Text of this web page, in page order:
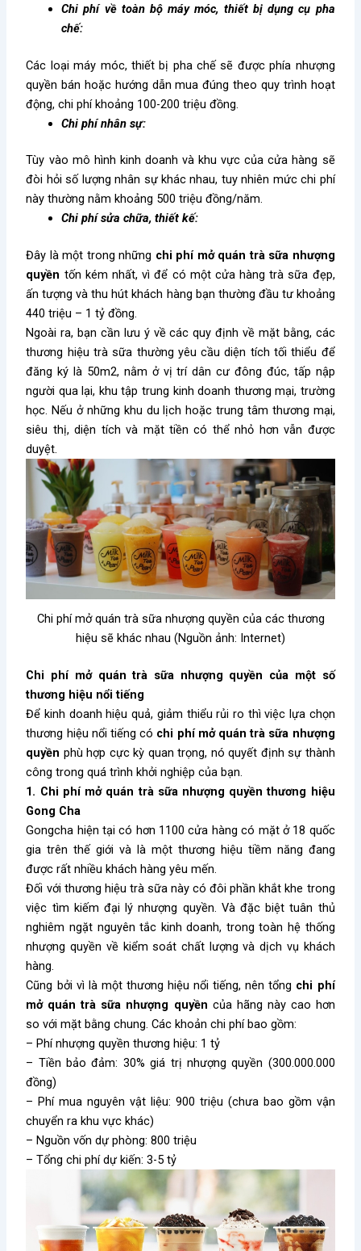
Chi phí về toàn bộ máy móc, thiết bị dụng cụ pha
chế:
Các loại máy móc, thiết bị pha chế sẽ được phía nhượng
quyền bán hoặc hướng dẫn mua đúng theo quy trình hoạt
động, chi phí khoảng 100-200 triệu đồng.
Chi phí nhân sự:
Tùy vào mô hình kinh doanh và khu vực của cửa hàng sẽ
đòi hỏi số lượng nhân sự khác nhau, tuy nhiên mức chi phí
này thường nằm khoảng 500 triệu đồng/năm.
Chi phí sửa chữa, thiết kế:
Đây là một trong những chi phí mở quán trà sữa nhượng
quyền tốn kém nhất, vì để có một cửa hàng trà sữa đẹp,
ấn tượng và thu hút khách hàng bạn thường đầu tư khoảng
440 triệu – 1 tỷ đồng.
Ngoài ra, bạn cần lưu ý về các quy định về mặt bằng, các
thương hiệu trà sữa thường yêu cầu diện tích tối thiểu để
đăng ký là 50m2, nằm ở vị trí dân cư đông đúc, tấp nập
người qua lại, khu tập trung kinh doanh thương mại, trường
học. Nếu ở những khu du lịch hoặc trung tâm thương mại,
siêu thị, diện tích và mặt tiền có thể nhỏ hơn vẫn được
duyệt.
Chi phí mở quán trà sữa nhượng quyền của các thương
hiệu sẽ khác nhau (Nguồn ảnh: Internet)
Chi phí mở quán trà sữa nhượng quyền của một số
thương hiệu nổi tiếng
Để kinh doanh hiệu quả, giảm thiểu rủi ro thì việc lựa chọn
thương hiệu nổi tiếng có chi phí mở quán trà sữa nhượng
quyền phù hợp cực kỳ quan trọng, nó quyết định sự thành
công trong quá trình khởi nghiệp của bạn.
1. Chi phí mở quán trà sữa nhượng quyền thương hiệu
Gong Cha
Gongcha hiện tại có hơn 1100 cửa hàng có mặt ở 18 quốc
gia trên thế giới và là một thương hiệu tiềm năng đang
được rất nhiều khách hàng yêu mến.
Đối với thương hiệu trà sữa này có đôi phần khắt khe trong
việc tìm kiếm đại lý nhượng quyền. Và đặc biệt tuân thủ
nghiêm ngặt nguyên tắc kinh doanh, trong toàn hệ thống
nhượng quyền về kiểm soát chất lượng và dịch vụ khách
hàng.
Cũng bởi vì là một thương hiệu nổi tiếng, nên tổng chi phí
mở quán trà sữa nhượng quyền của hãng này cao hơn
so với mặt bằng chung. Các khoản chi phí bao gồm:
– Phí nhượng quyền thương hiệu: 1 tỷ
– Tiền bảo đảm: 30% giá trị nhượng quyền (300.000.000
đồng)
– Phí mua nguyên vật liệu: 900 triệu (chưa bao gồm vận
chuyển ra khu vực khác)
– Nguồn vốn dự phòng: 800 triệu
– Tổng chi phí dự kiến: 3-5 tỷ